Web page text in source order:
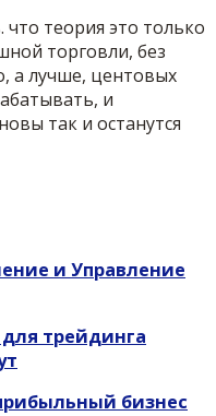
теория это только
торговли, без
а лучше, центовых
и
так и останутся
и Управление
для трейдинга
бизнес